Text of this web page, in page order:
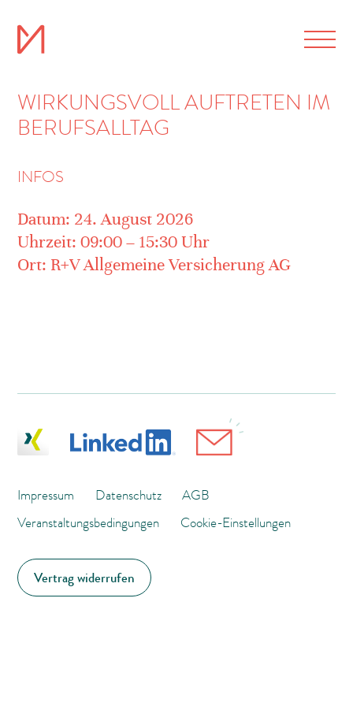
WIRKUNGSVOLL AUFTRETEN IM
BERUFSALLTAG
INFOS
Datum: 24. August 2026
Uhrzeit: 09:00 – 15:30 Uhr
Ort: R+V Allgemeine Versicherung AG
Impressum Datenschutz
AGB
Veranstaltungsbedingungen
Cookie-Einstellungen
Vertrag widerrufen